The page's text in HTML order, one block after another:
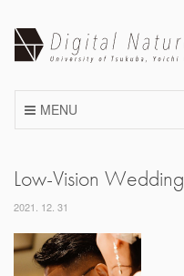
content
MENU
Low-Vision Wedding
2021. 12. 31